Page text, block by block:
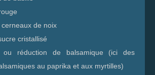
de noix
cristallisé
réduction de balsamique (ici des
au paprika et aux myrtilles)